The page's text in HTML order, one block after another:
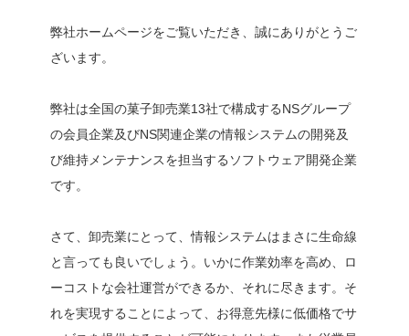
弊社ホームページをご覧いただき、誠にありがとうご
ざいます。
弊社は全国の菓子卸売業13社で構成するNSグループ
の会員企業及びNS関連企業の情報システムの開発及
び維持メンテナンスを担当するソフトウェア開発企業
です。
さて、卸売業にとって、情報システムはまさに生命線
と言っても良いでしょう。いかに作業効率を高め、ロ
ーコストな会社運営ができるか、それに尽きます。そ
れを実現することによって、お得意先様に低価格でサ